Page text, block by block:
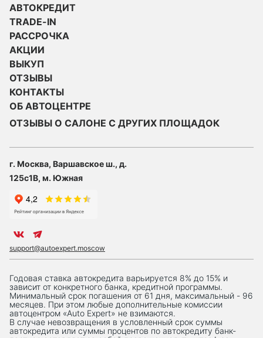
АВТОКРЕДИТ
TRADE-IN
РАССРОЧКА
АКЦИИ
ВЫКУП
ОТЗЫВЫ
КОНТАКТЫ
ОБ АВТОЦЕНТРЕ
ОТЗЫВЫ О САЛОНЕ С ДРУГИХ ПЛОЩАДОК
г. Москва, Варшавское ш., д.
125с1В, м. Южная
support@autoexpert.moscow
Годовая ставка автокредита варьируется 8% до 15% и
зависит от конкретного банка, кредитной программы.
Минимальный срок погашения от 61 дня, максимальный - 96
месяцев. При этом любые дополнительные комиссии
автоцентром «Auto Expert» не взимаются.
В случае невозвращения в условленный срок суммы
автокредита или суммы процентов по автокредиту банк-